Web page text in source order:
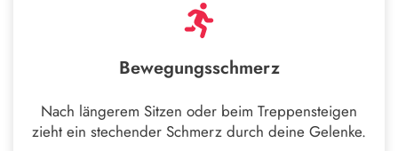
Bewegungsschmerz
Nach längerem Sitzen oder beim Treppensteigen
zieht ein stechender Schmerz durch deine Gelenke.